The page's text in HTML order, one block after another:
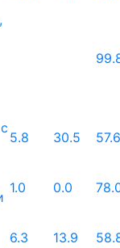
5.8 30.5 57.6
1.0 0.0
6.3 13.9